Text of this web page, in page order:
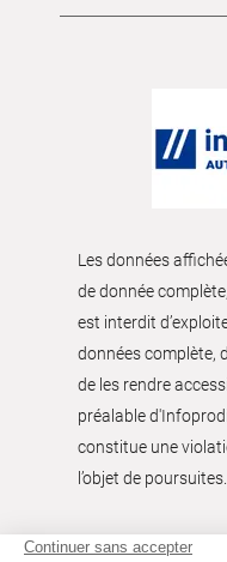
Les données
de donnée
est interdit
données complète,
de les rendre
préalable
constitue une
l’objet de poursuites.